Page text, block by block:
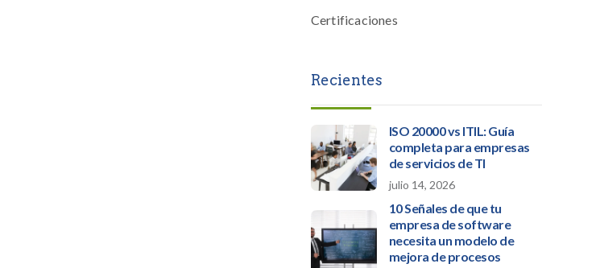
Certificaciones
Recientes
ISO 20000 vs ITIL: Guía
completa para empresas
de servicios de TI
julio 14, 2026
10 Señales de que tu
empresa de software
necesita un modelo de
mejora de procesos